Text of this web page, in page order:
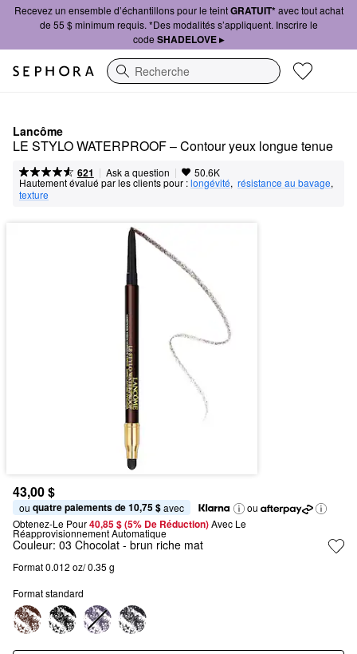
Recevez un ensemble d’échantillons pour le teintGRATUIT*avec tout achat
de 55 $ minimum requis. *Des modalités s’appliquent. Inscrire le
code SHADELOVE ▸
Recherche
Lancôme
LE STYLO WATERPROOF – Contour yeux longue tenue
621 | Ask a question | 50.6K
Hautement évalué par les clients pour :longévité, résistance au bavage,
texture
43,00 $
ou quatre paiements de 10,75 $ avec
ou
Obtenez-Le Pour40,85 $ (5% De Réduction) Avec Le
Réapprovisionnement Automatique
Couleur: 03 Chocolat - brun riche mat
Format 0.012 oz/ 0.35 g
Format standard